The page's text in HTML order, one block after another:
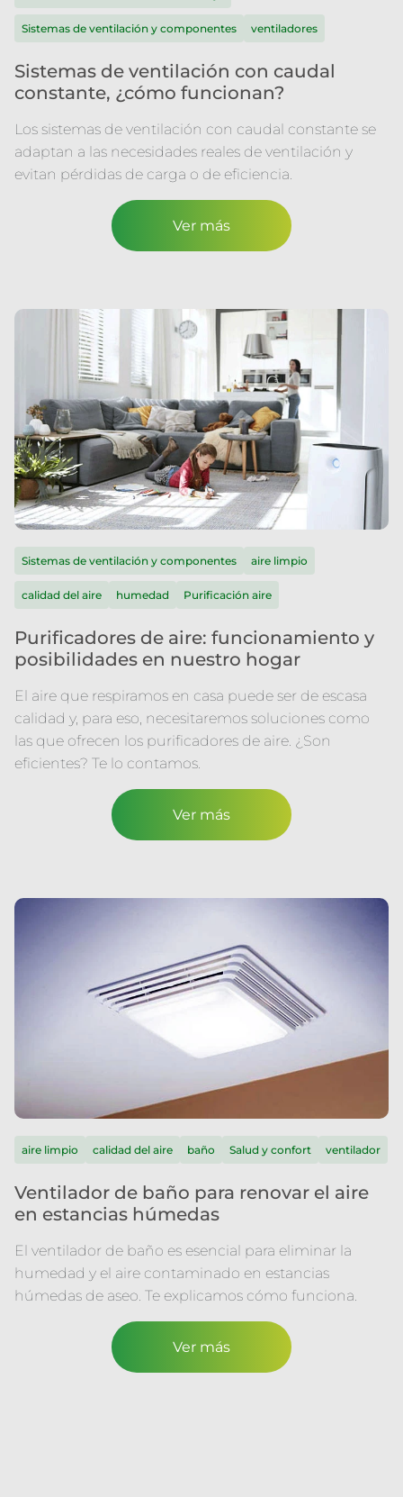
Sistemas de ventilación y componentes ventiladores
Sistemas de ventilación con caudal
constante, ¿cómo funcionan?
Los sistemas de ventilación con caudal constante se
adaptan a las necesidades reales de ventilación y
evitan pérdidas de carga o de eficiencia.
Ver más
Sistemas de ventilación y componentes aire limpio
calidad del aire humedad Purificación aire
Purificadores de aire: funcionamiento y
posibilidades en nuestro hogar
El aire que respiramos en casa puede ser de escasa
calidad y, para eso, necesitaremos soluciones como
las que ofrecen los purificadores de aire. ¿Son
eficientes? Te lo contamos.
Ver más
aire limpio calidad del aire baño Salud y confort ventilador
Ventilador de baño para renovar el aire
en estancias húmedas
El ventilador de baño es esencial para eliminar la
humedad y el aire contaminado en estancias
húmedas de aseo. Te explicamos cómo funciona.
Ver más